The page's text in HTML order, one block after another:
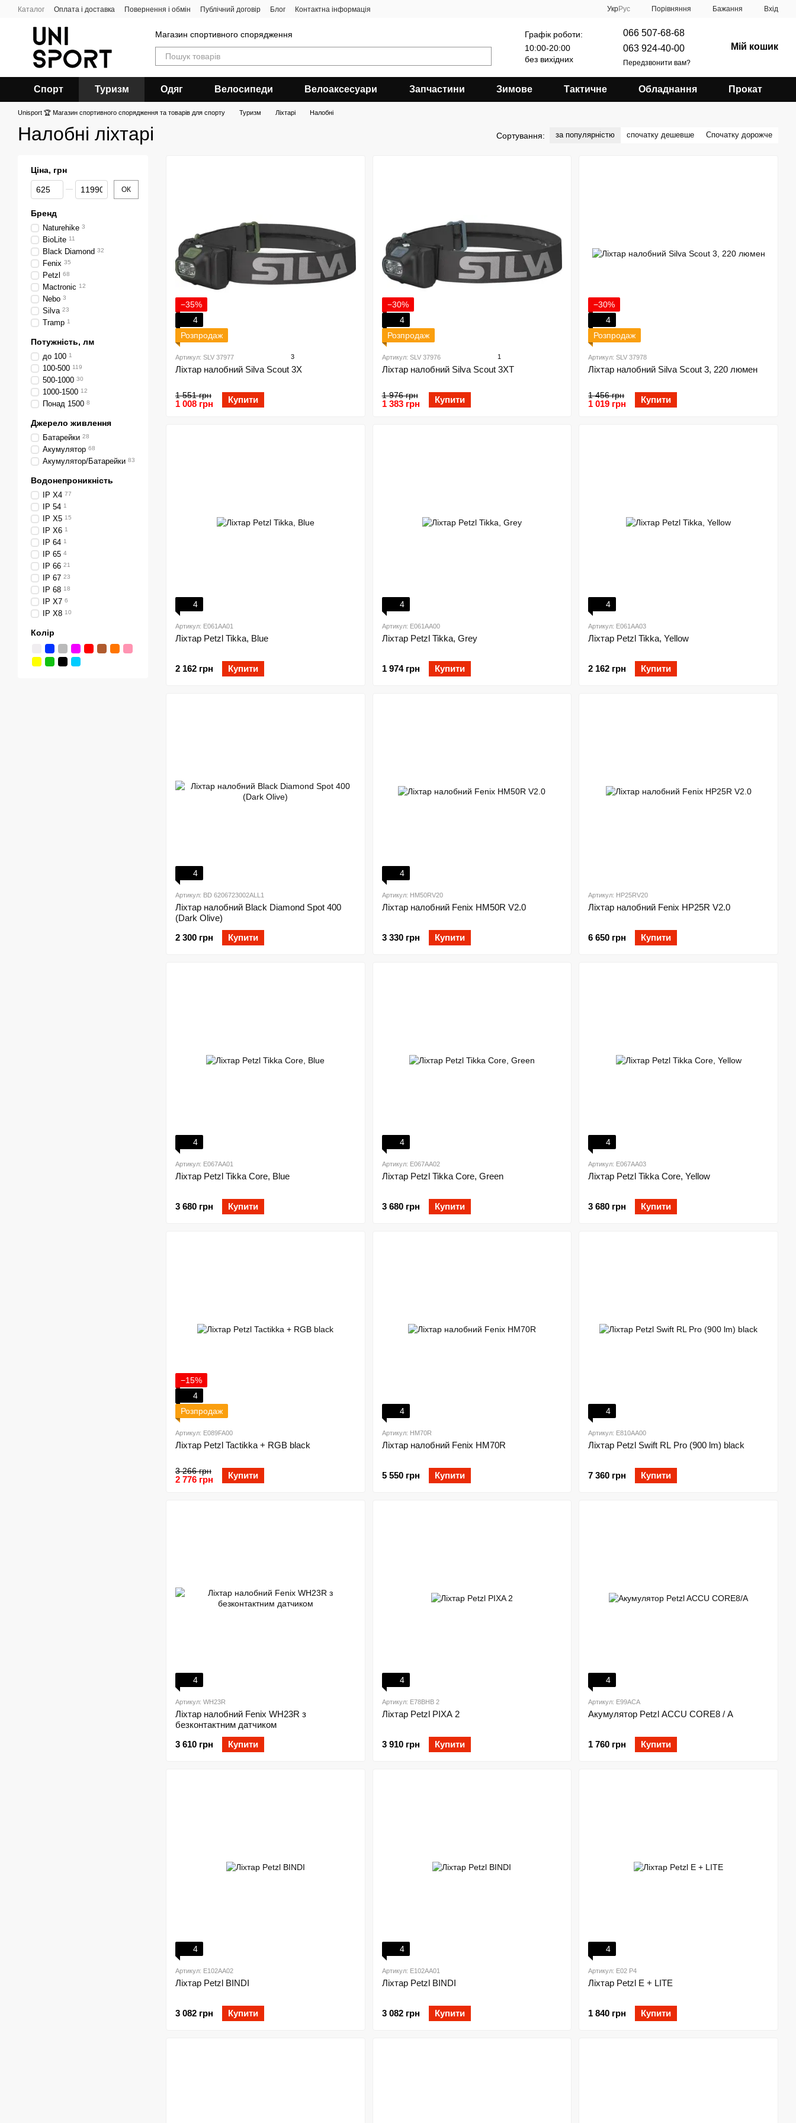
Перейти до основного контенту
Каталог Оплата і доставка Повернення і обмін Публічний договір Блог Контактна інформація УкрРус Порівняння Бажання Вхід
Магазин спортивного спорядження
Графік роботи:
10:00-20:00
без вихідних
066 507-68-68
063 924-40-00
Передзвонити вам?
Мій кошик
Спорт Туризм Одяг Велосипеди Велоаксесуари Запчастини Зимове Тактичне Обладнання Прокат
Unisport 🏆 Магазин спортивного спорядження та товарів для спорту Туризм Ліхтарі Налобні
Налобні ліхтарі Сортування: за популярністю спочатку дешевше Спочатку дорожче
−35%
4
Розпродаж
Артикул: SLV 37977 3
Ліхтар налобний Silva Scout 3X
1 551 грн
1 008 грн Купити
−30%
4
Розпродаж
Артикул: SLV 37976 1
Ліхтар налобний Silva Scout 3XT
1 976 грн
1 383 грн Купити
−30%
4
Розпродаж
Артикул: SLV 37978
Ліхтар налобний Silva Scout 3, 220 люмен
1 456 грн
1 019 грн Купити
4
Артикул: E061AA01
Ліхтар Petzl Tikka, Blue
2 162 грн Купити
4
Артикул: E061AA00
Ліхтар Petzl Tikka, Grey
1 974 грн Купити
4
Артикул: E061AA03
Ліхтар Petzl Tikka, Yellow
2 162 грн Купити
4
Артикул: BD 6206723002ALL1
Ліхтар налобний Black Diamond Spot 400
(Dark Olive)
2 300 грн
Купити
4
Артикул: HM50RV20
Ліхтар налобний Fenix HM50R V2.0
3 330 грн Купити
Артикул: HP25RV20
Ліхтар налобний Fenix HP25R V2.0
6 650 грн Купити
4
Артикул: E067AA01
Ліхтар Petzl Tikka Core, Blue
3 680 грн Купити
4
Артикул: E067AA02
Ліхтар Petzl Tikka Core, Green
3 680 грн Купити
4
Артикул: E067AA03
Ліхтар Petzl Tikka Core, Yellow
3 680 грн Купити
−15%
4
Розпродаж
Артикул: E089FA00
Ліхтар Petzl Tactikka + RGB black
3 266 грн
2 776 грн Купити
4
Артикул: HM70R
Ліхтар налобний Fenix HM70R
5 550 грн Купити
4
Артикул: E810AA00
Ліхтар Petzl Swift RL Pro (900 lm) black
7 360 грн Купити
4
Артикул: WH23R
Ліхтар налобний Fenix WH23R з
безконтактним датчиком
3 610 грн
Купити
4
Артикул: E78BHB 2
Ліхтар Petzl PIXA 2
3 910 грн Купити
4
Артикул: E99ACA
Акумулятор Petzl ACCU CORE8 / А
1 760 грн Купити
4
Артикул: E102AA02
Ліхтар Petzl BINDI
3 082 грн Купити
4
Артикул: E102AA01
Ліхтар Petzl BINDI
3 082 грн Купити
4
Артикул: E02 P4
Ліхтар Petzl E + LITE
1 840 грн Купити
Ціна, грн
Від Ціна, грн
До Ціна, грн ОК
Бренд
Naturehike 3
BioLite 11
Black Diamond 32
Fenix 35
Petzl 68
Mactronic 12
Nebo 3
Silva 23
Tramp 1
Потужність, лм
до 100 1
100-500 119
500-1000 30
1000-1500 12
Понад 1500 8
Джерело живлення
Батарейки 28
Акумулятор 68
Акумулятор/Батарейки 83
Водонепроникність
IP X4 77
IP 54 1
IP X5 15
IP X6 1
IP 64 1
IP 65 4
IP 66 21
IP 67 23
IP 68 18
IP X7 6
IP X8 10
Колір